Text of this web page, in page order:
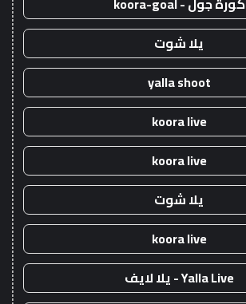
يلا شوت
yalla shoot
koora live
koora live
يلا شوت
koora live
Yalla Live - يلا لايف